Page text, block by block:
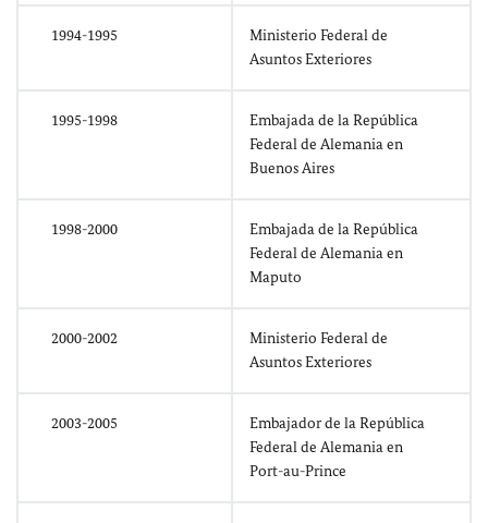
1994-1995
Ministerio Federal de
Asuntos Exteriores
1995-1998
Embajada de la República
Federal de Alemania en
Buenos Aires
1998-2000
Embajada de la República
Federal de Alemania en
Maputo
2000-2002
Ministerio Federal de
Asuntos Exteriores
2003-2005
Embajador de la República
Federal de Alemania en
Port-au-Prince